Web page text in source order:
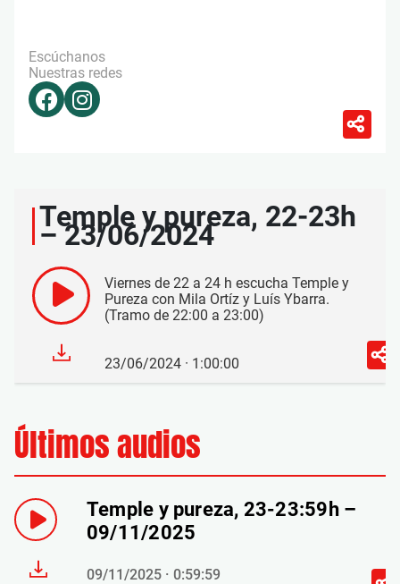
Escúchanos
Nuestras redes
Temple y pureza, 22-23h
– 23/06/2024
Viernes de 22 a 24 h escucha Temple y
Pureza con Mila Ortíz y Luís Ybarra.
(Tramo de 22:00 a 23:00)
23/06/2024 · 1:00:00
Últimos audios
Temple y pureza, 23-23:59h –
09/11/2025
09/11/2025 · 0:59:59